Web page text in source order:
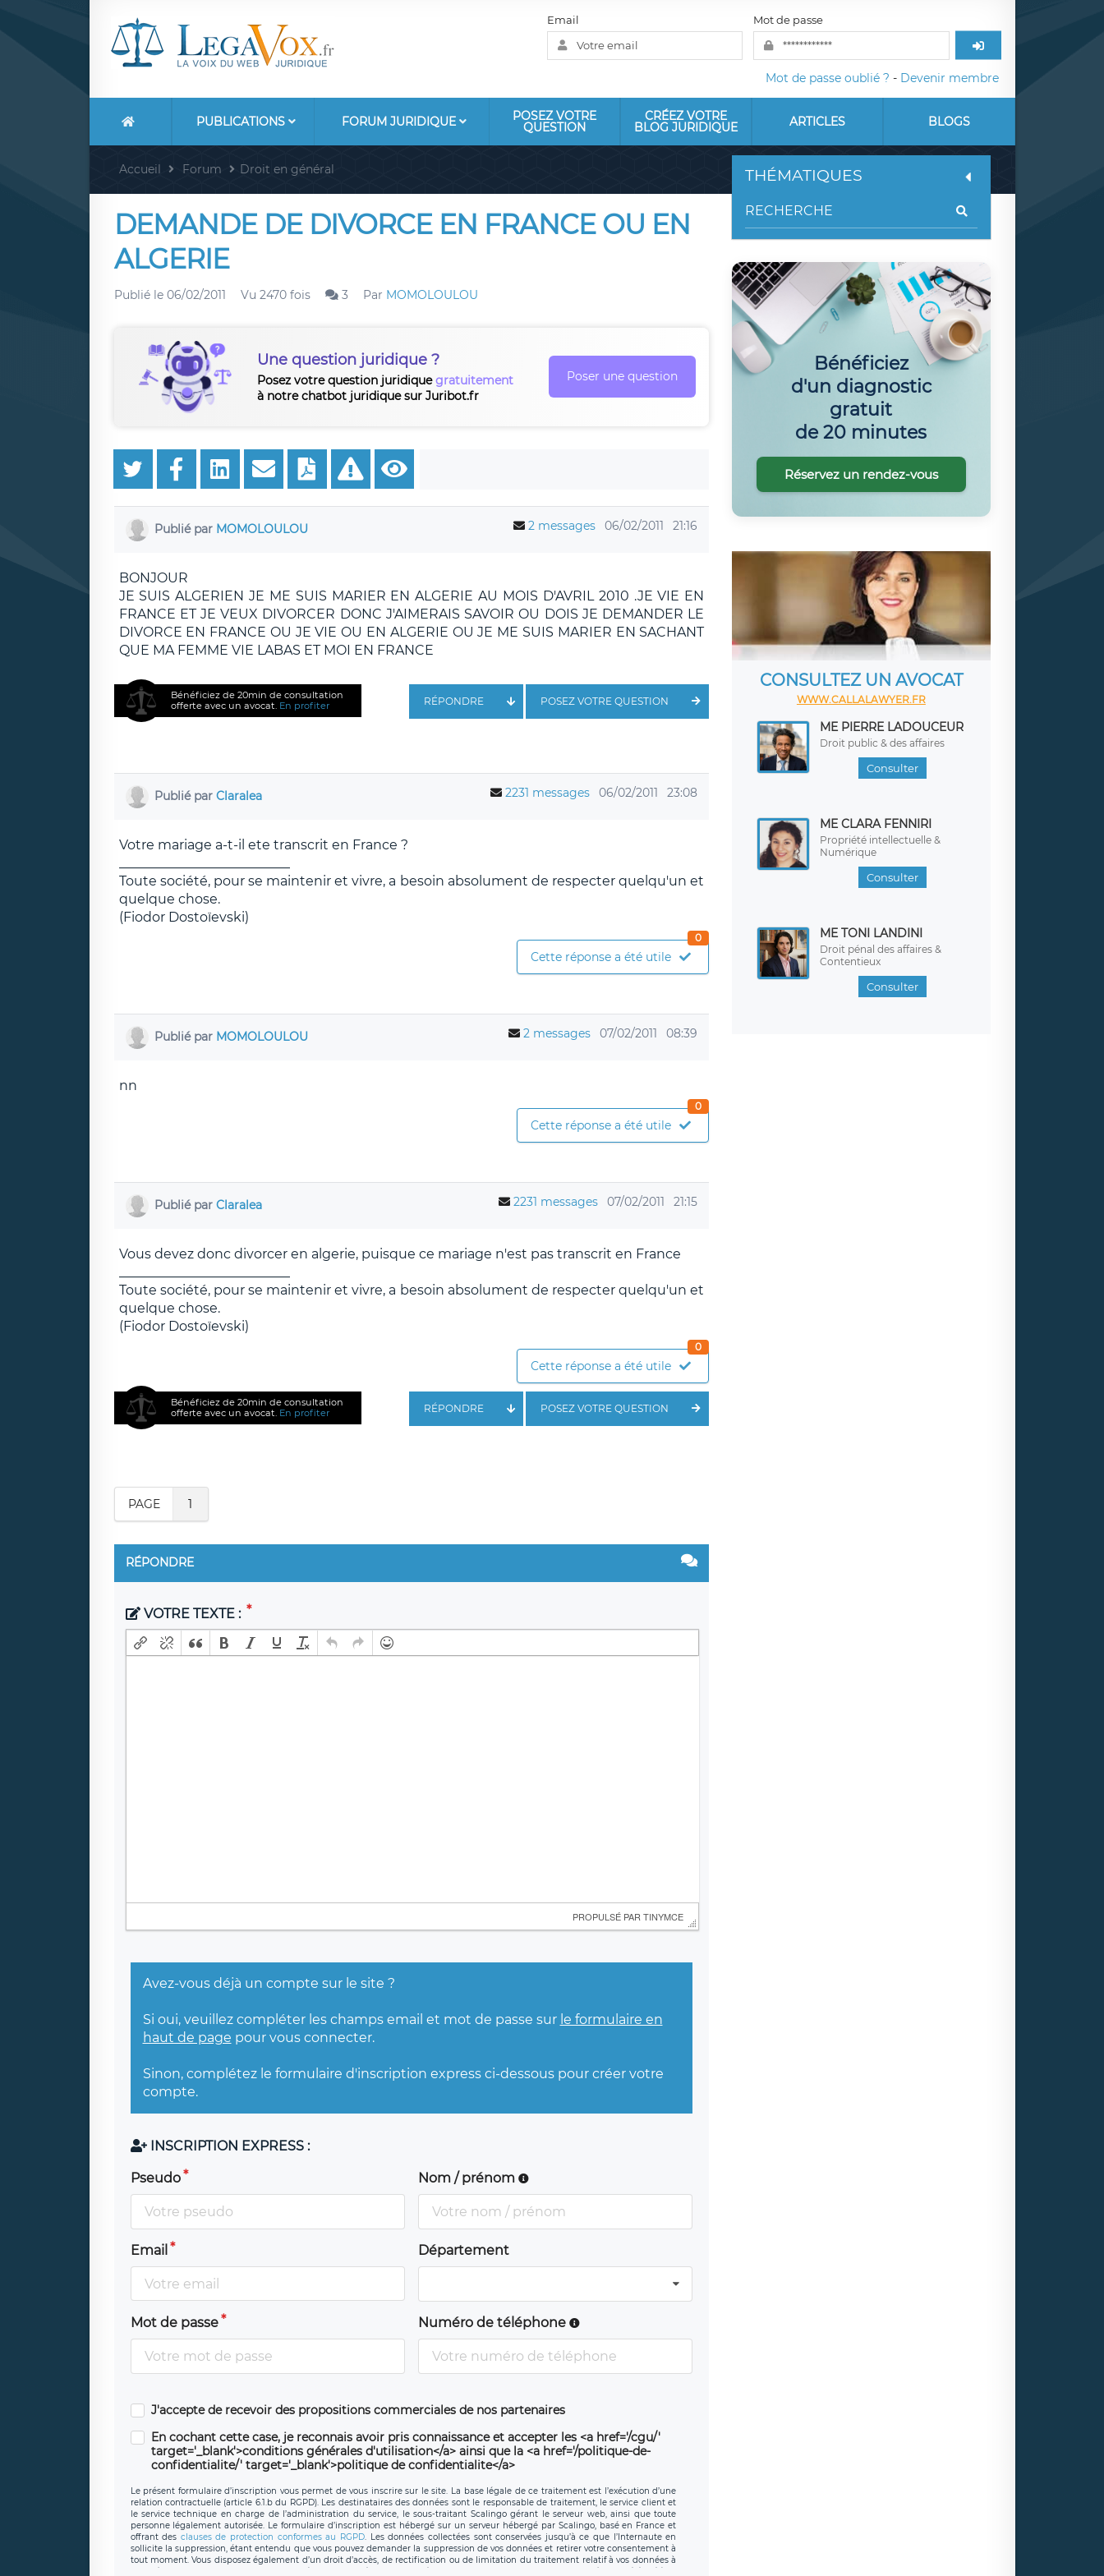
Email Mot de passe
Mot de passe oublié ? - Devenir membre
PUBLICATIONS FORUM JURIDIQUE POSEZ VOTRE
QUESTION
CRÉEZ VOTRE
BLOG JURIDIQUE ARTICLES BLOGS
Accueil Forum Droit en général
DEMANDE DE DIVORCE EN FRANCE OU EN
ALGERIE
Publié le 06/02/2011 Vu 2470 fois 3 Par MOMOLOULOU
Une question juridique ?
Posez votre question juridiquegratuitement
à notre chatbot juridique sur Juribot.fr
Poser une question
Publié par MOMOLOULOU 2 messages 06/02/2011 21:16
BONJOUR
JE SUIS ALGERIEN JE ME SUIS MARIER EN ALGERIE AU MOIS D'AVRIL 2010 .JE VIE EN
FRANCE ET JE VEUX DIVORCER DONC J'AIMERAIS SAVOIR OU DOIS JE DEMANDER LE
DIVORCE EN FRANCE OU JE VIE OU EN ALGERIE OU JE ME SUIS MARIER EN SACHANT
QUE MA FEMME VIE LABAS ET MOI EN FRANCE
Bénéficiez de 20min de consultation
offerte avec un avocat. En profiter POSEZ VOTRE QUESTION
RÉPONDRE
Publié par Claralea 2231 messages 06/02/2011 23:08
Votre mariage a-t-il ete transcrit en France ?
Toute société, pour se maintenir et vivre, a besoin absolument de respecter quelqu'un et
quelque chose.
(Fiodor Dostoïevski)
Cette réponse a été utile
0
Publié par MOMOLOULOU 2 messages 07/02/2011 08:39
nn
Cette réponse a été utile
0
Publié par Claralea 2231 messages 07/02/2011 21:15
Vous devez donc divorcer en algerie, puisque ce mariage n'est pas transcrit en France
Toute société, pour se maintenir et vivre, a besoin absolument de respecter quelqu'un et
quelque chose.
(Fiodor Dostoïevski)
Cette réponse a été utile
0
Bénéficiez de 20min de consultation
offerte avec un avocat. En profiter POSEZ VOTRE QUESTION
RÉPONDRE
PAGE 1
RÉPONDRE
VOTRE TEXTE :
PROPULSÉ PAR TINYMCE
Avez-vous déjà un compte sur le site ?
Si oui, veuillez compléter les champs email et mot de passe sur le formulaire en
haut de page pour vous connecter.
Sinon, complétez le formulaire d'inscription express ci-dessous pour créer votre
compte.
INSCRIPTION EXPRESS :
Pseudo Nom / prénom
Email Département
Mot de passe Numéro de téléphone
J'accepte de recevoir des propositions commerciales de nos partenaires
En cochant cette case, je reconnais avoir pris connaissance et accepter les <a href='/cgu/'
target='_blank'>conditions générales d'utilisation</a> ainsi que la <a href='/politique-de-
confidentialite/' target='_blank'>politique de confidentialite</a>
Le présent formulaire d’inscription vous permet de vous inscrire sur le site. La base légale de ce traitement est l’exécution d’une
relation contractuelle (article 6.1.b du RGPD). Les destinataires des données sont le responsable de traitement, le service client et
le service technique en charge de l’administration du service, le sous-traitant Scalingo gérant le serveur web, ainsi que toute
personne légalement autorisée. Le formulaire d’inscription est hébergé sur un serveur hébergé par Scalingo, basé en France et
offrant des clauses de protection conformes au RGPD. Les données collectées sont conservées jusqu’à ce que l’Internaute en
sollicite la suppression, étant entendu que vous pouvez demander la suppression de vos données et retirer votre consentement à
tout moment. Vous disposez également d’un droit d’accès, de rectification ou de limitation du traitement relatif à vos données à
caractère personnel, ainsi que d’un droit à la portabilité de vos données. Vous pouvez exercer ces droits auprès du délégué à la
THÉMATIQUES
Bénéficiez
d'un diagnostic
gratuit
de 20 minutes
Réservez un rendez-vous
CONSULTEZ UN AVOCAT
WWW.CALLALAWYER.FR
ME PIERRE LADOUCEUR
Droit public & des affaires
Consulter
ME CLARA FENNIRI
Propriété intellectuelle &
Numérique
Consulter
ME TONI LANDINI
Droit pénal des affaires &
Contentieux
Consulter